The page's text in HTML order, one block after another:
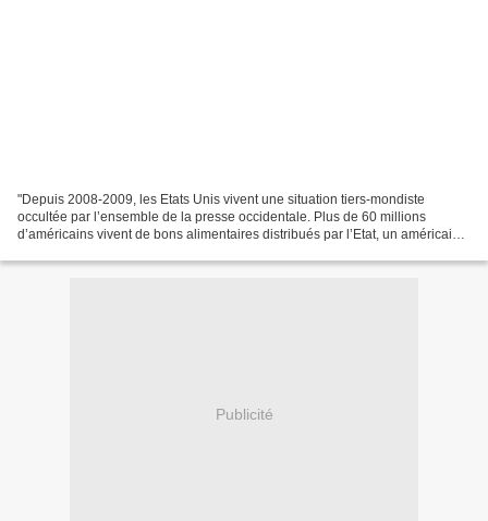
"Depuis 2008-2009, les Etats Unis vivent une situation tiers-mondiste
occultée par l’ensemble de la presse occidentale. Plus de 60 millions
d’américains vivent de bons alimentaires distribués par l’Etat, un américain
Publicité